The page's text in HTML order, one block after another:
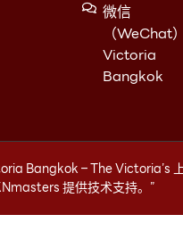
微信
（WeChat
Victoria
Bangkok
Bangkok – The Victoria’s
提供技术支持。”